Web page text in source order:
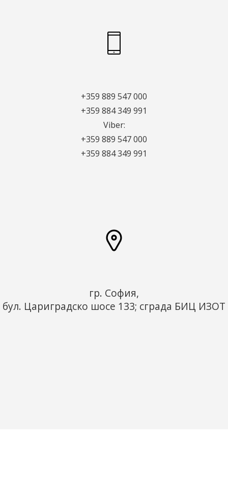
+359 889 547 000
+359 884 349 991
Viber:
+359 889 547 000
+359 884 349 991
гр. София,
бул. Цариградско шосе 133; сграда БИЦ ИЗОТ